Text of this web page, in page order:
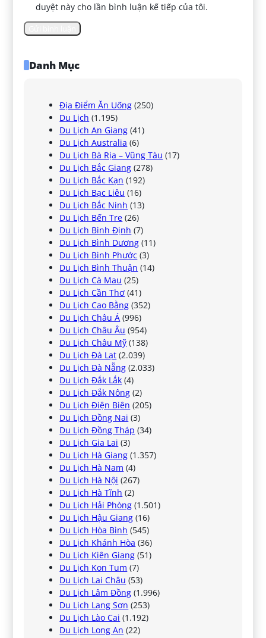
duyệt này cho lần bình luận kế tiếp của tôi.
Danh Mục
Địa Điểm Ăn Uống (250)
Du Lịch (1.195)
Du Lịch An Giang (41)
Du Lịch Australia (6)
Du Lịch Bà Rịa – Vũng Tàu (17)
Du Lịch Bắc Giang (278)
Du Lịch Bắc Kạn (192)
Du Lịch Bạc Liêu (16)
Du Lịch Bắc Ninh (13)
Du Lịch Bến Tre (26)
Du Lịch Bình Định (7)
Du Lịch Bình Dương (11)
Du Lịch Bình Phước (3)
Du Lịch Bình Thuận (14)
Du Lịch Cà Mau (25)
Du Lịch Cần Thơ (41)
Du Lịch Cao Bằng (352)
Du Lịch Châu Á (996)
Du Lịch Châu Âu (954)
Du Lịch Châu Mỹ (138)
Du Lịch Đà Lạt (2.039)
Du Lịch Đà Nẵng (2.033)
Du Lịch Đắk Lắk (4)
Du Lịch Đắk Nông (2)
Du Lịch Điện Biên (205)
Du Lịch Đồng Nai (3)
Du Lịch Đồng Tháp (34)
Du Lịch Gia Lai (3)
Du Lịch Hà Giang (1.357)
Du Lịch Hà Nam (4)
Du Lịch Hà Nội (267)
Du Lịch Hà Tĩnh (2)
Du Lịch Hải Phòng (1.501)
Du Lịch Hậu Giang (16)
Du Lịch Hòa Bình (545)
Du Lịch Khánh Hòa (36)
Du Lịch Kiên Giang (51)
Du Lịch Kon Tum (7)
Du Lịch Lai Châu (53)
Du Lịch Lâm Đồng (1.996)
Du Lịch Lạng Sơn (253)
Du Lịch Lào Cai (1.192)
Du Lịch Long An (22)